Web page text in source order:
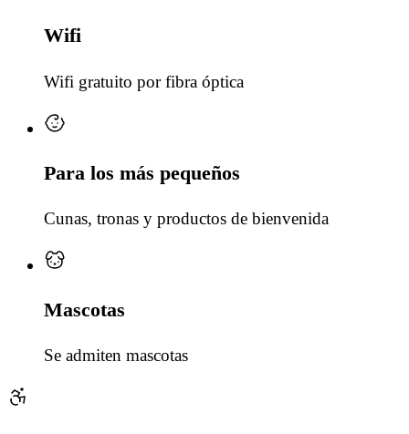
Wifi
Wifi gratuito por fibra óptica
Para los más pequeños
Cunas, tronas y productos de bienvenida
Mascotas
Se admiten mascotas